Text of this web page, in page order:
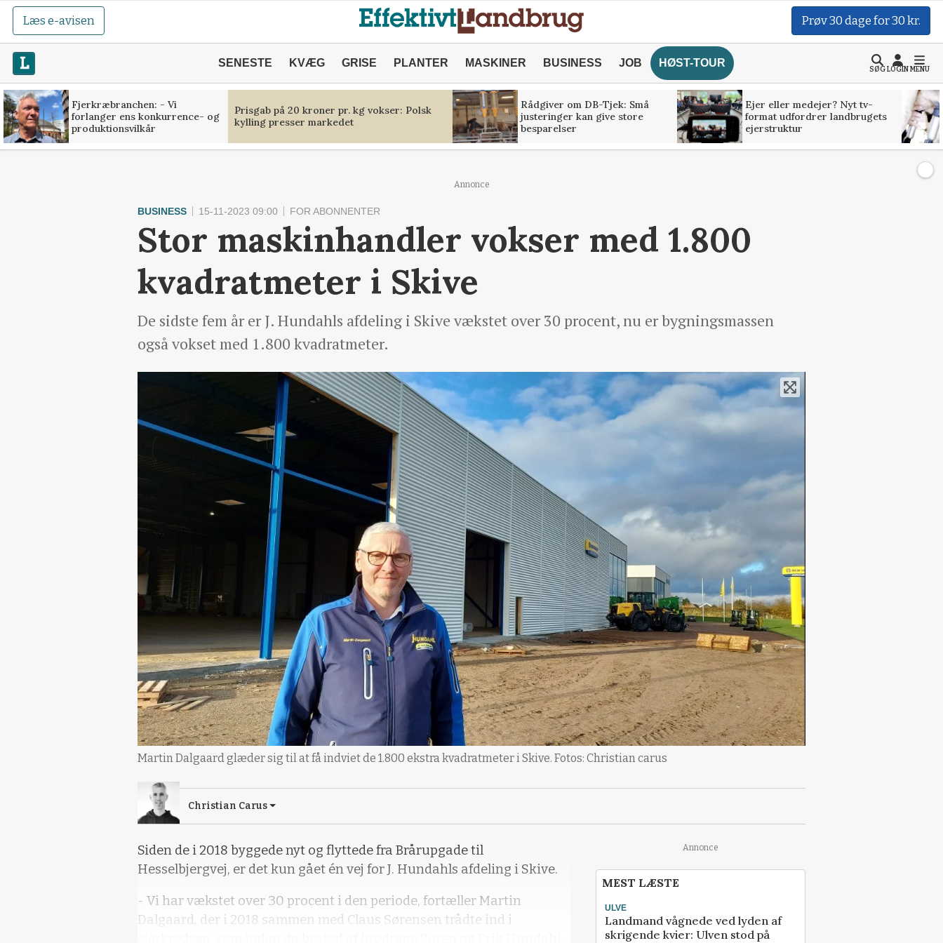
Læs e-avisen Prøv 30 dage for 30 kr.
SENESTE KVÆG GRISE PLANTER MASKINER BUSINESS JOB HØST-TOUR
SØGLOGINMENU
Fjerkræbranchen: - Vi
forlanger ens konkurrence- og
produktionsvilkår
Prisgab på 20 kroner pr. kg vokser: Polsk
kylling presser markedet
Rådgiver om DB-Tjek: Små
justeringer kan give store
besparelser
Ejer eller medejer? Nyt tv-
format udfordrer landbrugets
ejerstruktur
Annonce
BUSINESS 15-11-2023 09:00 FOR ABONNENTER
Stor maskinhandler vokser med 1.800
kvadratmeter i Skive
De sidste fem år er J. Hundahls afdeling i Skive vækstet over 30 procent, nu er bygningsmassen
også vokset med 1.800 kvadratmeter.
Martin Dalgaard glæder sig til at få indviet de 1.800 ekstra kvadratmeter i Skive. Fotos: Christian carus
Christian Carus
Siden de i 2018 byggede nyt og flyttede fra Brårupgade til
Hesselbjergvej, er det kun gået én vej for J. Hundahls afdeling i Skive.
- Vi har vækstet over 30 procent i den periode, fortæller Martin
Dalgaard, der i 2018 sammen med Claus Sørensen trådte ind i
Annonce
MEST LÆSTE
ULVE
Landmand vågnede ved lyden af
skrigende kvier: Ulven stod på